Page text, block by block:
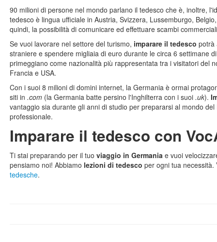
90 milioni di persone nel mondo parlano il tedesco che è, inoltre,
tedesco è lingua ufficiale in Austria, Svizzera, Lussemburgo,
quindi, la possibilità di comunicare ed effettuare scambi
Se vuoi lavorare nel settore del turismo, imparare il tedesco potrà
straniere e spendere migliaia di euro durante le circa 6 settimane
primeggiano come nazionalità più rappresentata tra i visitatori del
Francia e USA.
Con i suoi 8 milioni di domini internet, la Germania è ormai
siti in .com (la Germania batte persino l'Inghilterra con i suoi .uk).
vantaggio sia durante gli anni di studio per prepararsi al mondo
professionale.
Imparare il tedesco con
Ti stai preparando per il tuo viaggio in Germania e vuoi
pensiamo noi! Abbiamo lezioni di tedesco per ogni tua
tedesche.